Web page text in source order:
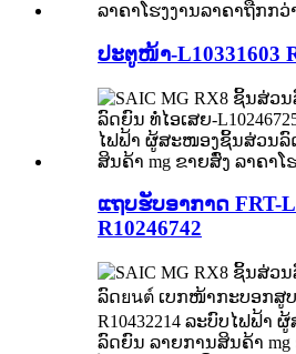
ປະຕູໜ້າ-L10331603
ແຖບຮັບອາກາດ FRT-
R10246742